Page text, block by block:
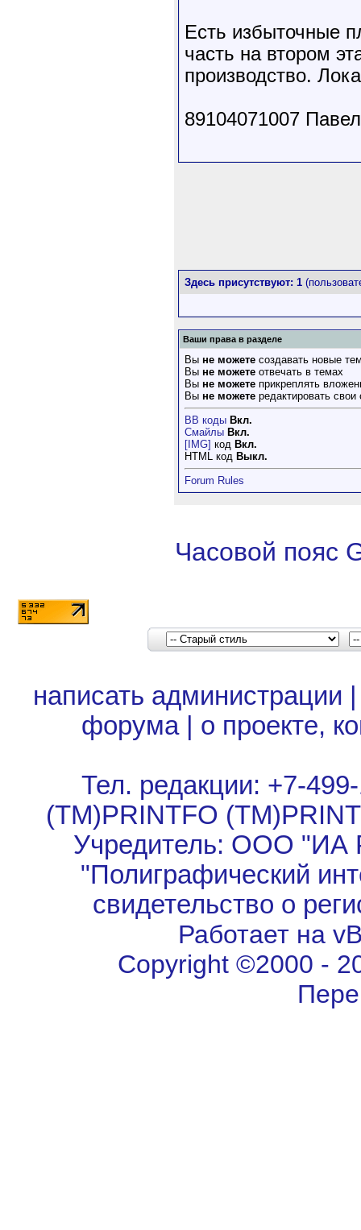
Есть избыточные
часть на втором
производство.
89104071007 Павел
Здесь присутствуют: 1
Ваши права в разделе
Вы не можете создавать новые
Вы не можете отвечать в темах
Вы не можете прикреплять
Вы не можете редактировать
BB коды Вкл.
Смайлы Вкл.
[IMG] код Вкл.
HTML код Выкл.
Forum Rules
Часовой пояс
написать администрации
форума| о проекте,
Тел. редакции: +7-
(TM)PRINTFO
Учредитель: ООО "ИА
"Полиграфический
свидетельство о
Работает на
Copyright ©2000 -